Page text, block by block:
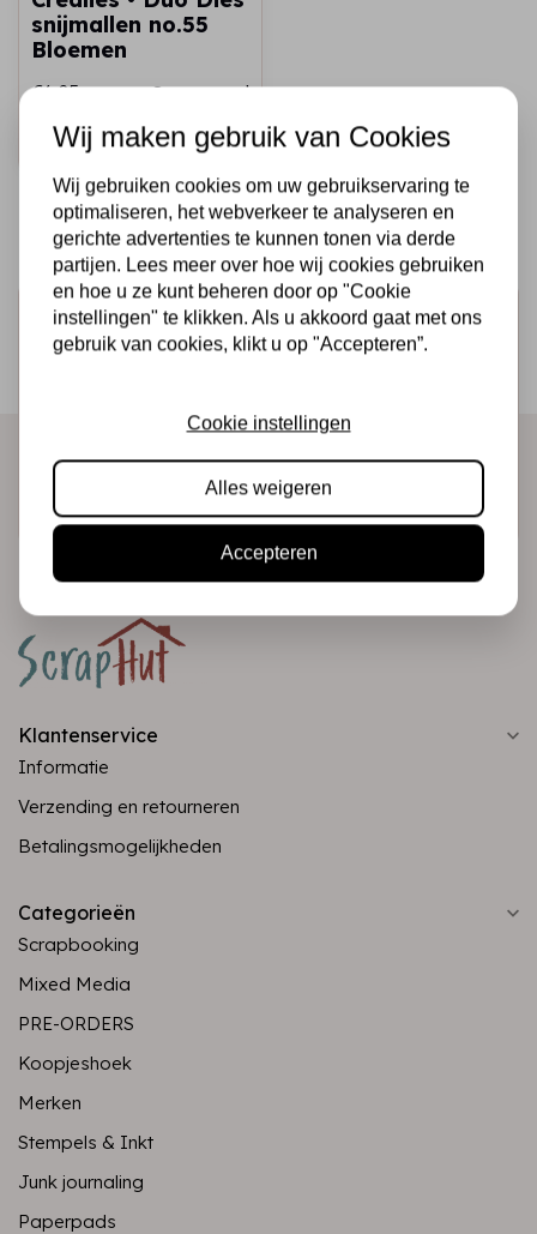
snijmallen no.55
Bloemen
€6,25 Op voorraad
Snel toevoegen
Schrijf je in voor de nieuwsbrief
Ontvang als eerste onze actie en nieuwe producten
Klantenservice
Informatie
Verzending en retourneren
Betalingsmogelijkheden
Categorieën
Scrapbooking
Mixed Media
PRE-ORDERS
Koopjeshoek
Merken
Stempels & Inkt
Junk journaling
Paperpads
Wij maken gebruik van Cookies
Wij gebruiken cookies om uw gebruikservaring te
optimaliseren, het webverkeer te analyseren en
gerichte advertenties te kunnen tonen via derde
partijen. Lees meer over hoe wij cookies gebruiken
en hoe u ze kunt beheren door op "Cookie
instellingen" te klikken. Als u akkoord gaat met ons
gebruik van cookies, klikt u op "Accepteren”.
Cookie instellingen
Alles weigeren
Accepteren